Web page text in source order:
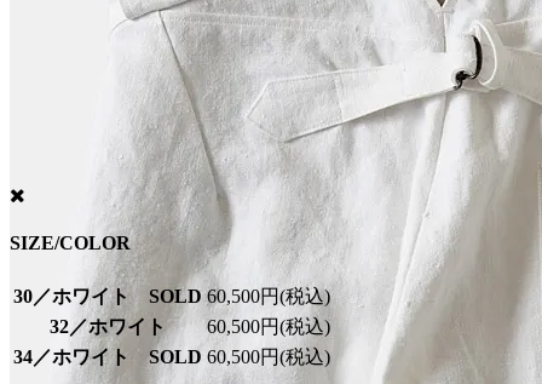
SIZE/COLOR
30／ホワイト SOLD 60,500円(税込)
32／ホワイト
60,500円(税込)
34／ホワイト SOLD 60,500円(税込)